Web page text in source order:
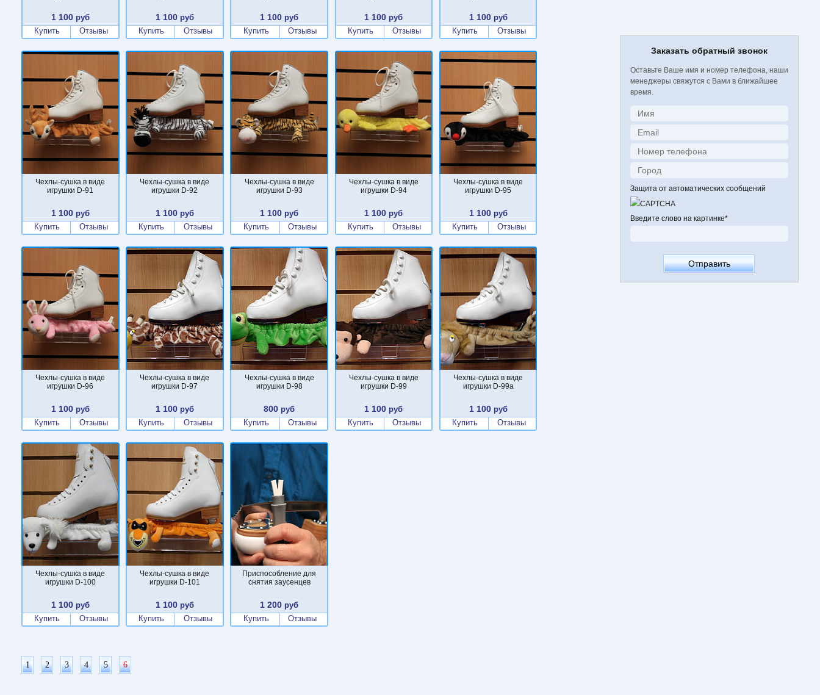
Заказать обратный звонок
Оставьте Ваше имя и номер телефона, наши
менеджеры свяжутся с Вами в ближайшее
время.
Защита от автоматических сообщений
Введите слово на картинке*
1 100руб
Купить
Отзывы
1 100руб
Купить
Отзывы
1 100 руб
Купить
Отзывы
1 100 руб
Купить
Отзывы
1 100руб
Купить
Отзывы
Чехлы-сушка в виде
игрушки D-91
1 100руб
Купить
Отзывы
Чехлы-сушка в виде
игрушки D-92
1 100руб
Купить
Отзывы
Чехлы-сушка в виде
игрушки D-93
1 100 руб
Купить
Отзывы
Чехлы-сушка в виде
игрушки D-94
1 100 руб
Купить
Отзывы
Чехлы-сушка в виде
игрушки D-95
1 100руб
Купить
Отзывы
Чехлы-сушка в виде
игрушки D-96
1 100руб
Купить
Отзывы
Чехлы-сушка в виде
игрушки D-97
1 100руб
Купить
Отзывы
Чехлы-сушка в виде
игрушки D-98
800 руб
Купить
Отзывы
Чехлы-сушка в виде
игрушки D-99
1 100 руб
Купить
Отзывы
Чехлы-сушка в виде
игрушки D-99a
1 100руб
Купить
Отзывы
Чехлы-сушка в виде
игрушки D-100
1 100руб
Купить
Отзывы
Чехлы-сушка в виде
игрушки D-101
1 100руб
Купить
Отзывы
Приспособление для
снятия заусенцев
1 200 руб
Купить
Отзывы
1 2 3 4 5 6